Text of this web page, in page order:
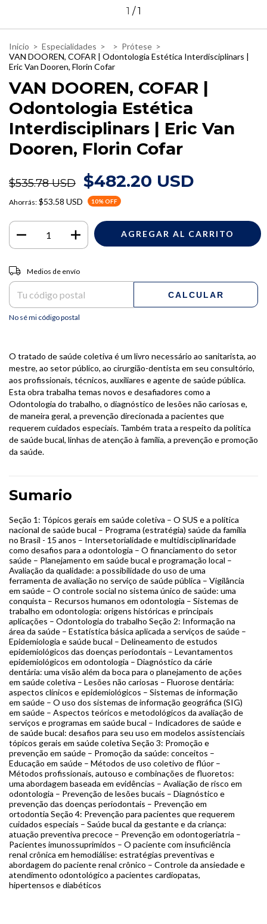
1 /1
Inicio > Especialidades > > Prótese >
VAN DOOREN, COFAR | Odontologia Estética Interdisciplinars |
Eric Van Dooren, Florin Cofar
VAN DOOREN, COFAR |
Odontologia Estética
Interdisciplinars | Eric Van
Dooren, Florin Cofar
$535.78 USD $482.20 USD
Ahorrás: $53.58 USD 10% OFF
Entregas para el CP:
Medios de envío
CALCULAR
No sé mi código postal
O tratado de saúde coletiva é um livro necessário ao sanitarista, ao
mestre, ao setor público, ao cirurgião-dentista em seu consultório,
aos profissionais, técnicos, auxiliares e agente de saúde pública.
Esta obra trabalha temas novos e desafiadores como a
Odontologia do trabalho, o diagnóstico de lesões não cariosas e,
de maneira geral, a prevenção direcionada a pacientes que
requerem cuidados especiais. Também trata a respeito da política
de saúde bucal, linhas de atenção à família, a prevenção e promoção
da saúde.
Sumario
Seção 1: Tópicos gerais em saúde coletiva – O SUS e a política
nacional de saúde bucal – Programa (estratégia) saúde da família
no Brasil - 15 anos – Intersetorialidade e multidisciplinaridade
como desafios para a odontologia – O financiamento do setor
saúde – Planejamento em saúde bucal e programação local –
Avaliação da qualidade: a possibilidade do uso de uma
ferramenta de avaliação no serviço de saúde pública – Vigilância
em saúde – O controle social no sistema único de saúde: uma
conquista – Recursos humanos em odontologia – Sistemas de
trabalho em odontologia: origens históricas e principais
aplicações – Odontologia do trabalho Seção 2: Informação na
área da saúde – Estatística básica aplicada a serviços de saúde –
Epidemiologia e saúde bucal – Delineamento de estudos
epidemiológicos das doenças periodontais – Levantamentos
epidemiológicos em odontologia – Diagnóstico da cárie
dentária: uma visão além da boca para o planejamento de ações
em saúde coletiva – Lesões não cariosas – Fluorose dentária:
aspectos clínicos e epidemiológicos – Sistemas de informação
em saúde – O uso dos sistemas de informação geográfica (SIG)
em saúde – Aspectos teóricos e metodológicos da avaliação de
serviços e programas em saúde bucal – Indicadores de saúde e
de saúde bucal: desafios para seu uso em modelos assistenciais
tópicos gerais em saúde coletiva Seção 3: Promoção e
prevenção em saúde – Promoção da saúde: conceitos –
Educação em saúde – Métodos de uso coletivo de flúor –
Métodos profissionais, autouso e combinações de fluoretos:
uma abordagem baseada em evidências – Avaliação de risco em
odontologia – Prevenção de lesões bucais – Diagnóstico e
prevenção das doenças periodontais – Prevenção em
ortodontia Seção 4: Prevenção para pacientes que requerem
cuidados especiais – Saúde bucal da gestante e da criança:
atuação preventiva precoce – Prevenção em odontogeriatria –
Pacientes imunossuprimidos – O paciente com insuficiência
renal crônica em hemodiálise: estratégias preventivas e
abordagem do paciente renal crônico – Controle da ansiedade e
atendimento odontológico a pacientes cardiopatas,
hipertensos e diabéticos